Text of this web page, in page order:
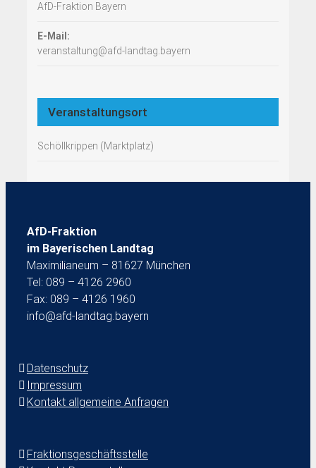
AfD-Fraktion Bayern
E-Mail:
veranstaltung@afd-landtag.bayern
Veranstaltungsort
Schöllkrippen (Marktplatz)
AfD-Fraktion
im Bayerischen Landtag
Maximilianeum – 81627 München
Tel: 089 – 4126 2960
Fax: 089 – 4126 1960
info@afd-landtag.bayern
Datenschutz
Impressum
Kontakt allgemeine Anfragen
Fraktionsgeschäftsstelle